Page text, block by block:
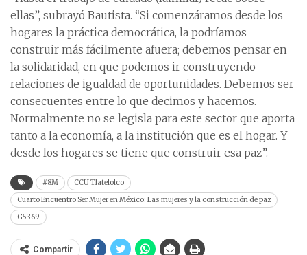
ellas”, subrayó Bautista. “Si comenzáramos desde los
hogares la práctica democrática, la podríamos
construir más fácilmente afuera; debemos pensar en
la solidaridad, en que podemos ir construyendo
relaciones de igualdad de oportunidades. Debemos ser
consecuentes entre lo que decimos y hacemos.
Normalmente no se legisla para este sector que aporta
tanto a la economía, a la institución que es el hogar. Y
desde los hogares se tiene que construir esa paz”.
#8M
CCU Tlatelolco
Cuarto Encuentro Ser Mujer en México: Las mujeres y la construcción de paz
G5369
Compartir